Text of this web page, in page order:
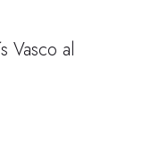
Vasco al